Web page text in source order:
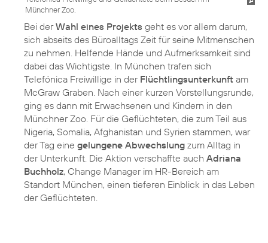
Münchner Zoo.
Bei derWahl eines Projekts geht es vor allem darum,
sich abseits des Büroalltags Zeit für seine Mitmenschen
zu nehmen. Helfende Hände und Aufmerksamkeit sind
dabei das Wichtigste. In München trafen sich
Telefónica Freiwillige in der Flüchtlingsunterkunft am
McGraw Graben. Nach einer kurzen Vorstellungsrunde,
ging es dann mit Erwachsenen und Kindern in den
Münchner Zoo. Für die Geflüchteten, die zum Teil aus
Nigeria, Somalia, Afghanistan und Syrien stammen, war
der Tag eine gelungene Abwechslung zum Alltag in
der Unterkunft. Die Aktion verschaffte auch Adriana
Buchholz, Change Manager im HR-Bereich am
Standort München, einen tieferen Einblick in das Leben
der Geflüchteten.